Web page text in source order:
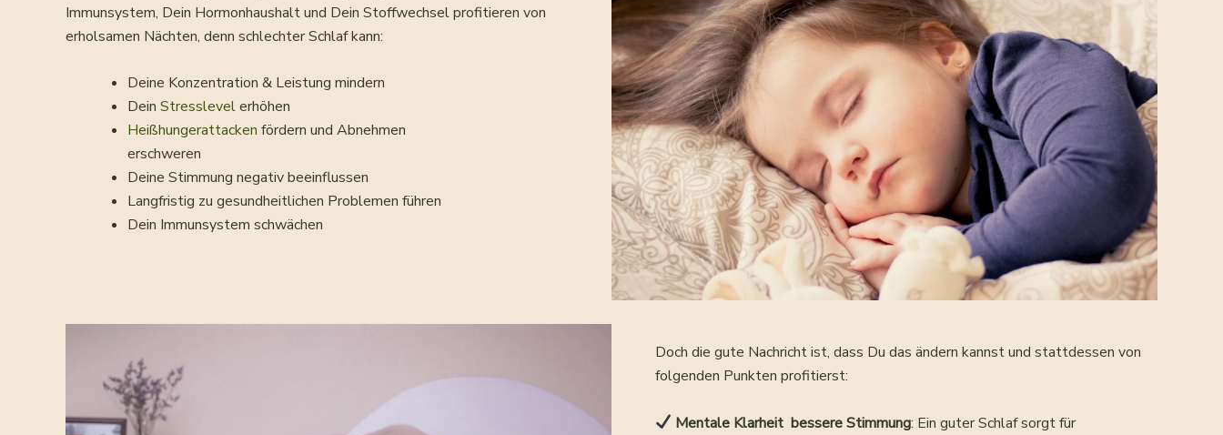
Immunsystem, Dein Hormonhaushalt und Dein Stoffwechsel profitieren von
erholsamen Nächten, denn schlechter Schlaf kann:
Deine Konzentration & Leistung mindern
Dein Stresslevelerhöhen
Heißhungerattacken fördern und Abnehmen
erschweren
Deine Stimmung negativ beeinflussen
Langfristig zu gesundheitlichen Problemen führen
Dein Immunsystem schwächen
Doch die gute Nachricht ist, dass Du das ändern kannst und stattdessen von
folgenden Punkten profitierst:
Mentale Klarheit bessere Stimmung: Ein guter Schlaf sorgt für